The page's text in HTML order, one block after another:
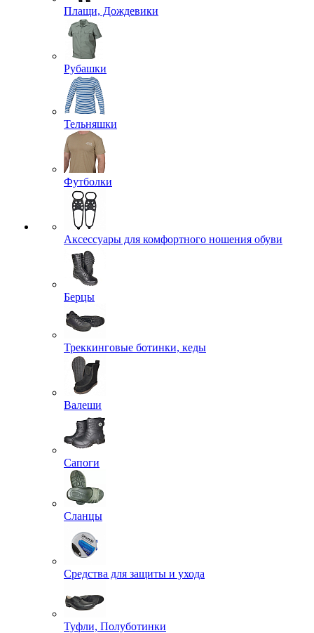
Плащи, Дождевики
Рубашки
Тельняшки
Футболки
Аксессуары для комфортного ношения обуви
Берцы
Треккинговые ботинки, кеды
Валеши
Сапоги
Сланцы
Средства для защиты и ухода
Туфли, Полуботинки